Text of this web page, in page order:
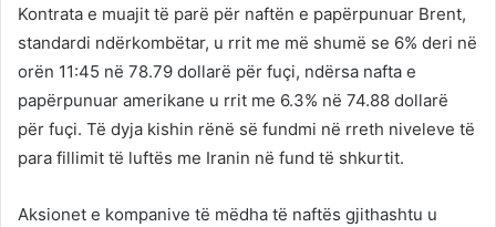
Kontrata e muajit të parë për naftën e papërpunuar Brent,
standardi ndërkombëtar, u rrit me më shumë se 6% deri në
orën 11:45 në 78.79 dollarë për fuçi, ndërsa nafta e
papërpunuar amerikane u rrit me 6.3% në 74.88 dollarë
për fuçi. Të dyja kishin rënë së fundmi në rreth niveleve të
para fillimit të luftës me Iranin në fund të shkurtit.
Aksionet e kompanive të mëdha të naftës gjithashtu u